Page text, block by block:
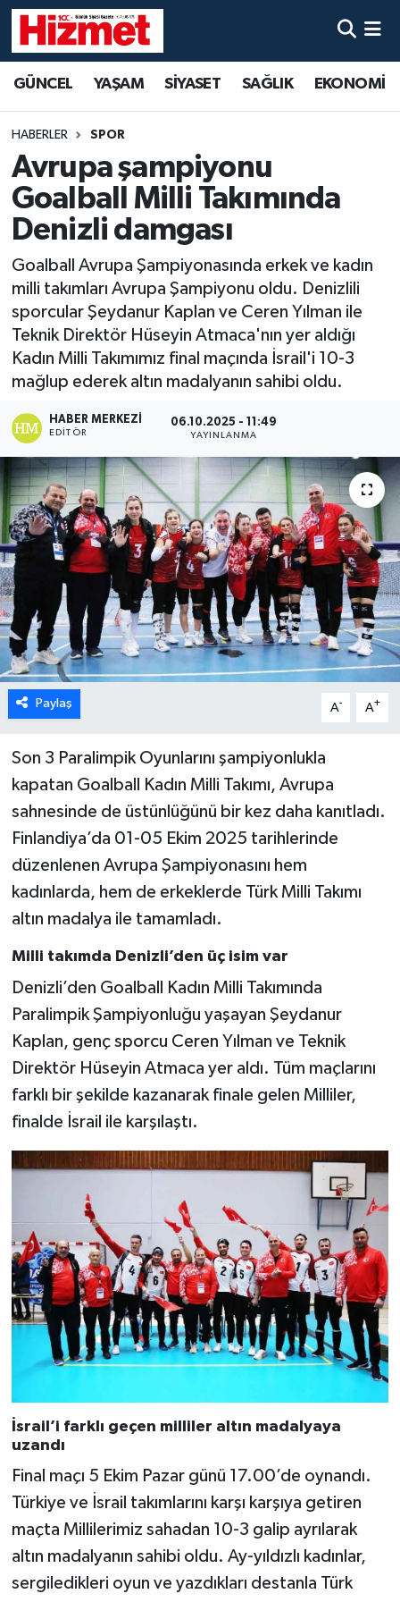
GÜNCEL YAŞAM SİYASET SAĞLIK EKONOMİ
HABERLER SPOR
Avrupa şampiyonu
Goalball Milli Takımında
Denizli damgası
Goalball Avrupa Şampiyonasında erkek ve kadın
milli takımları Avrupa Şampiyonu oldu. Denizlili
sporcular Şeydanur Kaplan ve Ceren Yılman ile
Teknik Direktör Hüseyin Atmaca'nın yer aldığı
Kadın Milli Takımımız final maçında İsrail'i 10-3
mağlup ederek altın madalyanın sahibi oldu.
HABER MERKEZI
EDITÖR
06.10.2025 - 11:49
YAYINLANMA
Paylaş A- A+
Son 3 Paralimpik Oyunlarını şampiyonlukla
kapatan Goalball Kadın Milli Takımı, Avrupa
sahnesinde de üstünlüğünü bir kez daha kanıtladı.
Finlandiya’da 01-05 Ekim 2025 tarihlerinde
düzenlenen Avrupa Şampiyonasını hem
kadınlarda, hem de erkeklerde Türk Milli Takımı
altın madalya ile tamamladı.
Milli takımda Denizli’den üç isim var
Denizli’den Goalball Kadın Milli Takımında
Paralimpik Şampiyonluğu yaşayan Şeydanur
Kaplan, genç sporcu Ceren Yılman ve Teknik
Direktör Hüseyin Atmaca yer aldı. Tüm maçlarını
farklı bir şekilde kazanarak finale gelen Milliler,
finalde İsrail ile karşılaştı.
İsrail’i farklı geçen milliler altın madalyaya
uzandı
Final maçı 5 Ekim Pazar günü 17.00’de oynandı.
Türkiye ve İsrail takımlarını karşı karşıya getiren
maçta Millilerimiz sahadan 10-3 galip ayrılarak
altın madalyanın sahibi oldu. Ay-yıldızlı kadınlar,
sergiledikleri oyun ve yazdıkları destanla Türk
YAŞAM
SİYASET
SAĞLIK
KÜLTÜR SANAT
SPOR
MAGAZİN
ÖZEL HABER
DTO
RESMİ REKLAM
Denizli Hava Durumu
Denizli Trafik Yoğunluk Haritası
Süper Lig Puan Durumu ve Fikstür
Son Dakika Haberleri
Haber Arşivi